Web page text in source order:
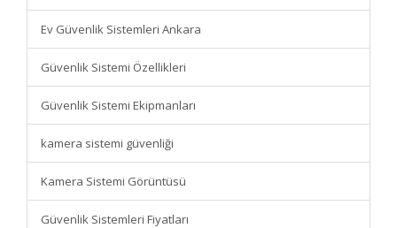
Ev Güvenlik Sistemleri Ankara
Güvenlik Sistemi Özellikleri
Güvenlik Sistemi Ekipmanları
kamera sistemi güvenliği
Kamera Sistemi Görüntüsü
Güvenlik Sistemleri Fiyatları